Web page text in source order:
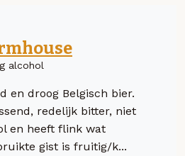
alcohol
en droog Belgisch bier.
redelijk bitter, niet
en heeft flink wat
gist is fruitig/k...